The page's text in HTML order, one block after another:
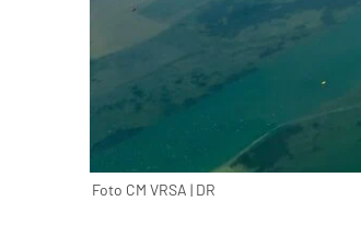
Foto CM VRSA | DR